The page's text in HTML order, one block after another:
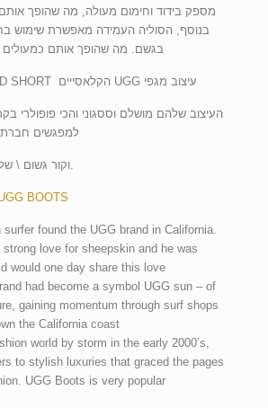
מספק בידוד וחימום מעולה, מה שהופך
בנוסף, הסוליה העמידה מאפשרת שימוש
בגשם. מה שהופך אותם כמעולים
עיצוב מגפי UGG הקלאסייים UGG CLASSIC TALL AND SHORT
העיצוב שלהם מושלם וססגוני והכי פופולרי
למפגשים
.וקור גשום \
BOOTS
found the UGG brand in California.
love for sheepskin and he was
would one day share this love.
had become a symbol UGG sun – of
gaining momentum through surf shops
the California coast.
world by storm in the early 2000’s,
to stylish luxuries that graced the pages
UGG Boots is very popular.